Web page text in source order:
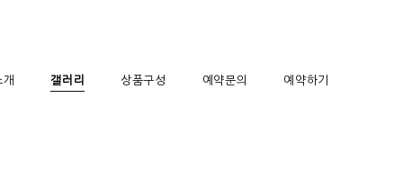
개 갤러리 상품구성 예약문의 예약하기